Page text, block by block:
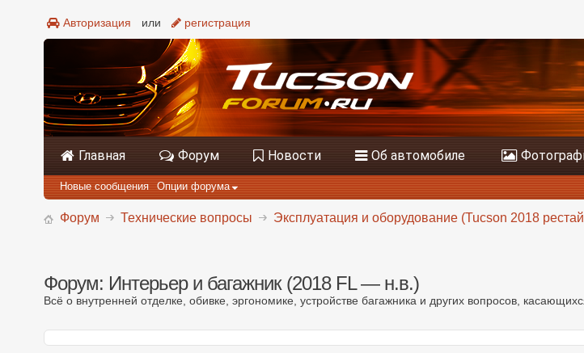
Авторизация или регистрация
Главная Форум Новости Об автомобиле
Новые сообщения Опции форума
Форум Технические вопросы Эксплуатация и оборудование (Tucson 2018
Форум: Интерьер и багажник (2018 FL — н.в.)
Всё о внутренней отделке, обивке, эргономике, устройстве багажника и других вопросов,